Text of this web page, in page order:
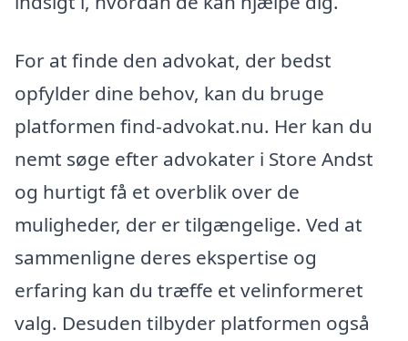
For at finde den advokat, der bedst
opfylder dine behov, kan du bruge
platformen find-advokat.nu. Her kan du
nemt søge efter advokater i Store Andst
og hurtigt få et overblik over de
muligheder, der er tilgængelige. Ved at
sammenligne deres ekspertise og
erfaring kan du træffe et velinformeret
valg. Desuden tilbyder platformen også